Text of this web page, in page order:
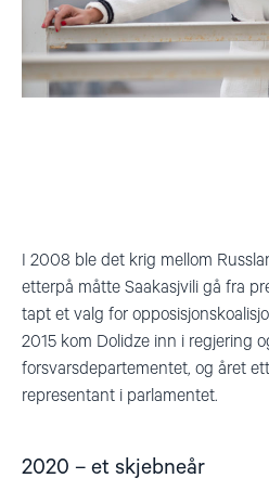
I 2008 ble det krig mellom
etterpå måtte Saakasjvili gå fra
tapt et valg for
2015 kom Dolidze inn i regjering
forsvarsdepartementet, og året
representant i parlamentet.
2020 – et skjebneår